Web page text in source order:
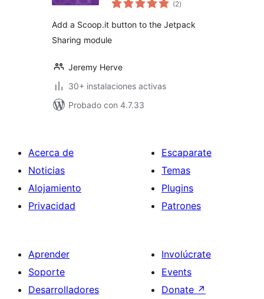
(2de
)
Add a Scoop.it button to the Jetpack
Sharing module
Jeremy Herve
30+ instalaciones activas
Probado con 4.7.33
Acerca de
Noticias
Alojamiento
Privacidad
Escaparate
Temas
Plugins
Patrones
Aprender
Soporte
Desarrolladores
Involúcrate
Events
Donate ↗